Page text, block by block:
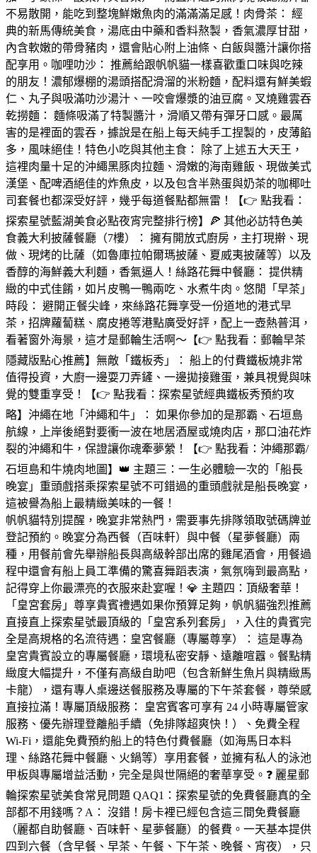
不易散開，能吃到整塊鮮嫩魚肉的滿滿滿足感！肉骨茶： 經
典的新馬傳統美食，湯底由中藥和香料熬製，香氣濃厚甘甜，
內含軟嫩的帶骨豬肉，還會貼心附上油條、白飯與醬汁讓你搭
配享用。咖哩叻沙： 推薦給跟帆帆貓一樣喜歡重口味與吃辣
的朋友！濃郁爆棚的湯頭搭配滑溜的米粉麵，配料還有鮮美蝦
仁、丸子與吸滿叻沙湯汁、一咬會爆漿的油豆腐。叉燒雞雲吞
乾撈麵： 麵條吸滿了特製醬汁，滑順又帶有彈牙口感。最厲
害的是裡面的雲吞，據說是在船上每天純手工捏製的，皮薄餡
多，風味絕佳！特色小吃與其他主食： 除了上述五大天王，
這裡肉量十足的沖繩黑豚肉拉麵、滑嫩的海南雞飯、現做美式
漢堡、配啤酒絕佳的炸魚皮，以及包含半熟蛋與奶茶的咖椰吐
司套餐也都深受好評，幾乎每道餐點都無雷！【👉 點我看：
探索星號藍湖美食必點夜宵完整排行榜】🍕 其他必訪特色美
食義大利披薩餐廳（7樓）： 擁有開放式廚房，主打現擀、現
做、現烤的比薩（如魯庫拉帕爾瑪披薩、夏威夷披薩等）以及
香醇的海鮮義大利麵，香氣逼人！絲路花舞中餐廳： 提供精
緻的中式佳餚，如片皮鴨一鴨兩吃、水煮牛肉。悠閒「早茶」
時段： 避開正餐尖峰，來絲路花舞享受一份道地的港式早
茶，招牌蘿蔔糕、腐皮捲等港點廣受好評，配上一壺熱普洱，
看著窗外海景，這才是郵輪生活啊～【👉 點我看：郵輪早茶
隱藏版點心推薦】無敵「鐵板秀」： 船上的付費鐵板燒非常
值得投資，大廚一邊耍刀弄鏟、一邊拋接雞蛋，兼具視覺與味
覺的雙重享受！【👉 點我看：探索星號經典鐵板秀預約攻
略】沖繩在地「沖繩和牛」： 如果你參加的是那霸、石垣島
航線，上岸後絕對要衝一波在地居酒屋或燒肉店，那口油花炸
裂的沖繩和牛，保證讓你魂牽夢縈！【👉 點我看：沖繩那霸/
石垣島和牛燒肉地圖】👑 主題三：一生必體驗一次的「船長
晚宴」重頭戲搭乘探索星號不可錯過的重頭戲就是船長晚宴，
這被譽為船上最精緻美味的一餐！
帆帆貓特別提醒，晚宴非常熱門，需要事先排隊領取號碼牌並
登記預約。晚宴分為西餐（百味軒）與中餐（星夢餐廳）兩
種，用餐前會先舉辦船長與高級幹部出席的雞尾酒會，用餐過
程中還會有船上員工準備的驚喜舞蹈表演，氣氛嗨到最高點，
記得穿上你最漂亮的衣服來赴宴喔！💎 主題四：頂級奢華！
「皇宮套房」尊享貴賓禮遇如果你預算足夠，帆帆貓強烈推薦
直接直上探索星號最頂級的「皇宮系列套房」，入住的貴賓完
全是高規格的名流待遇：皇宮餐廳（專屬尊享）： 這是專為
皇宮貴賓設立的專屬餐廳，環境私密安靜、遠離喧囂。餐點精
緻度大幅提升，不僅有高級自助吧（包含新鮮生魚片與精緻馬
卡龍），還有專人桌邊送餐服務及專屬的下午茶套餐，尊榮感
直接拉滿！專屬頂級服務： 皇宮賓客可享有 24 小時專屬管家
服務、優先辦理登離船手續（免排隊超爽快！）、免費全程
Wi-Fi，還能免費預約船上的特色付費餐廳（如海馬日本料
理、絲路花舞中餐廳、火鍋等）享用套餐，並擁有私人的泳池
甲板與專屬增益活動，完全是與世隔絕的奢華享受。❓ 麗星郵
輪探索星號美食常見問題 QAQ1：探索星號的免費餐廳真的全
部都不用錢嗎？A： 沒錯！房卡裡已經包含這三間免費餐廳
（麗都自助餐廳、百味軒、星夢餐廳）的餐費。一天基本提供
四到六餐（含早餐、早茶、午餐、下午茶、晚餐、宵夜），只